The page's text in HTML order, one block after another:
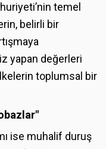
temel
belirli bir
yapan değerleri
toplumsal bir
ise muhalif duruş